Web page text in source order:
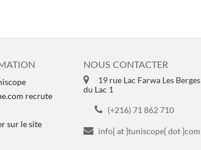
recrute
sur le site
NOUS CONTACTER
19 rue Lac Farwa Les Berges
du Lac 1
(+216) 71 862 710
info[ at ]tuniscope[ dot ]com